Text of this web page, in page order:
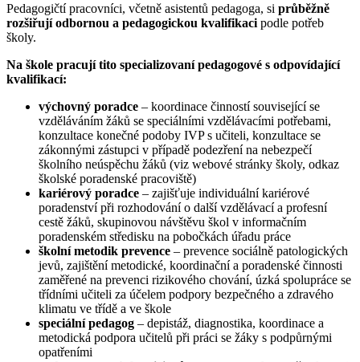
Pedagogičtí pracovníci, včetně asistentů pedagoga, si průběžně
rozšiřují odbornou a pedagogickou kvalifikaci podle potřeb
školy.
Na škole pracují tito specializovaní pedagogové s odpovídající
kvalifikací:
výchovný poradce – koordinace činností související se
vzděláváním žáků se speciálními vzdělávacími potřebami,
konzultace konečné podoby IVP s učiteli, konzultace se
zákonnými zástupci v případě podezření na nebezpečí
školního neúspěchu žáků (viz webové stránky školy, odkaz
školské poradenské pracoviště)
kariérový poradce – zajišťuje individuální kariérové
poradenství při rozhodování o další vzdělávací a profesní
cestě žáků, skupinovou návštěvu škol v informačním
poradenském středisku na pobočkách úřadu práce
školní metodik prevence – prevence sociálně patologických
jevů, zajištění metodické, koordinační a poradenské činnosti
zaměřené na prevenci rizikového chování, úzká spolupráce se
třídními učiteli za účelem podpory bezpečného a zdravého
klimatu ve třídě a ve škole
speciální pedagog – depistáž, diagnostika, koordinace a
metodická podpora učitelů při práci se žáky s podpůrnými
opatřeními